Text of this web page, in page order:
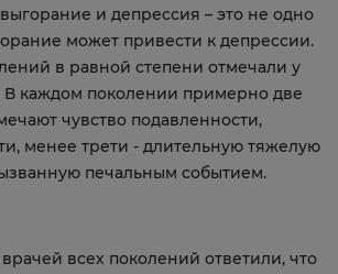
и депрессия – это не одно
может привести к депрессии.
в равной степени отмечали у
В каждом поколении примерно две
чувство подавленности,
менее трети - длительную тяжелую
печальным событием.
всех поколений ответили, что